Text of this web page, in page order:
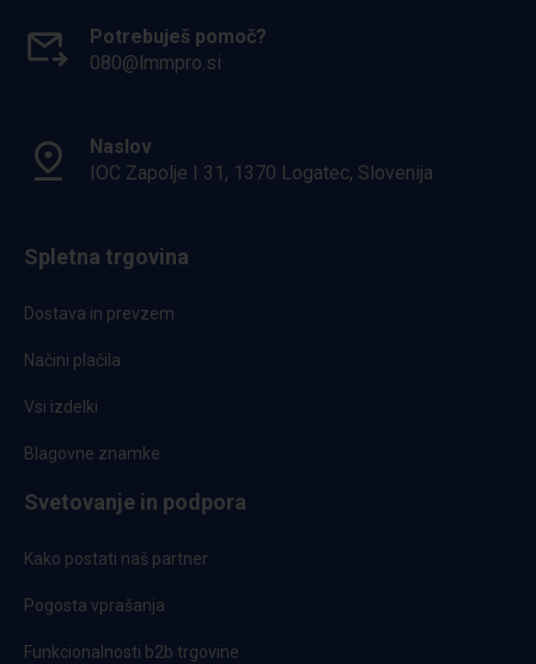
Potrebuješ pomoč?
080@lmmpro.si
Naslov
IOC Zapolje I 31, 1370 Logatec, Slovenija
Spletna trgovina
Dostava in prevzem
Načini plačila
Vsi izdelki
Blagovne znamke
Svetovanje in podpora
Kako postati naš partner
Pogosta vprašanja
Funkcionalnosti b2b trgovine